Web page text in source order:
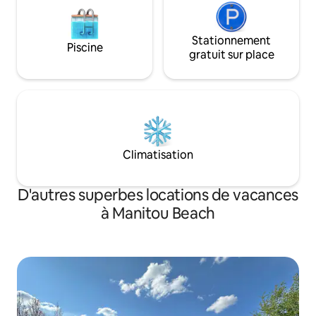
Piscine
Stationnement
gratuit sur place
Climatisation
D'autres superbes locations de vacances
à Manitou Beach